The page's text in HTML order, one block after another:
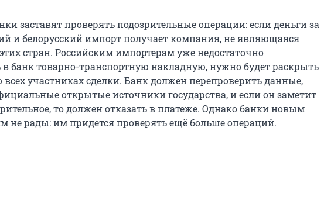
заставят проверять подозрительные операции: если деньги за
и белорусский импорт получает компания, не являющаяся
стран. Российским импортерам уже недостаточно
в банк товарно-транспортную накладную, нужно будет раскрыть
всех участниках сделки. Банк должен перепроверить данные,
открытые источники государства, и если он заметит
то должен отказать в платеже. Однако банки новым
не рады: им придется проверять ещё больше операций.